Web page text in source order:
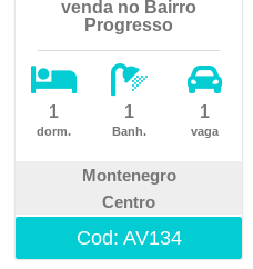
venda no Bairro
Progresso
1
dorm.
1
Banh.
1
vaga
Montenegro
Centro
Cod: AV134